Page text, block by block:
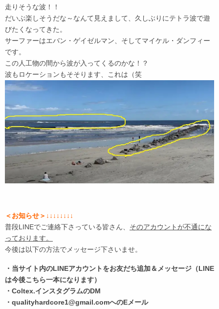
走りそうな波！！
だいぶ楽しそうだな～なんて見えまして、久しぶりにテトラ波で遊
びたくなってきた。
サーファーはエバン・ゲイゼルマン、そしてマイケル・ダンフィー
です。
この人工物の間から波が入ってくるのかな！？
波もロケーションもそそります、これは（笑
＜お知らせ＞↓↓↓↓↓↓↓↓
普段LINEでご連絡下さっている皆さん、 そのアカウントが不通にな
っております。
今後は以下の方法でメッセージ下さいませ。
・当サイト内のLINEアカウントをお友だち追加＆メッセージ（LINE
は今後こちら一本になります）
・Coltex.インスタグラムのDM
・qualityhardcore1@gmail.comへのEメール